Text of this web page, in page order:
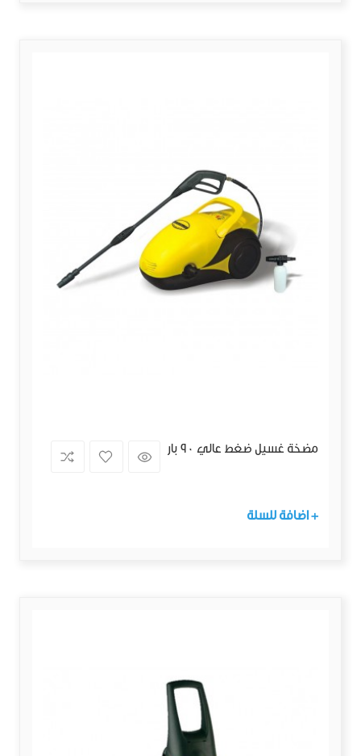
مضخة غسيل ضغط عالي 90 بار
+ اضافة للسلة